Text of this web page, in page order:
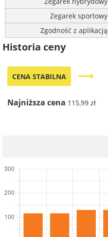
Zegarek sportowy
Zgodność z aplikacją
Historia ceny
CENA STABILNA trending_flat
Najniższa cena 115,99 zł